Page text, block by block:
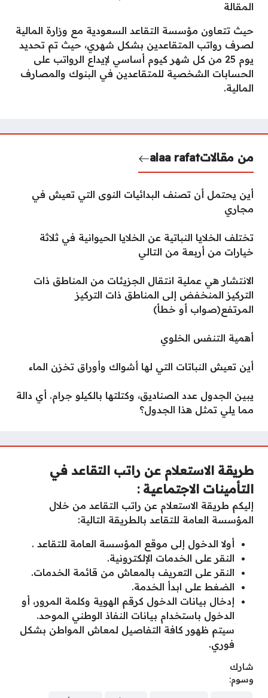
المقالة
حيث تتعاون مؤسسة التقاعد السعودية مع وزارة المالية
لصرف رواتب المتقاعدين بشكل شهري، حيث تم تحديد
يوم 25 من كل شهر كيوم أساسي لإيداع الرواتب على
الحسابات الشخصية للمتقاعدين في البنوك والمصارف
المالية.
من مقالاتalaa rafat
أين يحتمل أن تصنف البدائيات النوى التي تعيش في
مجاري
تختلف الخلايا النباتية عن الخلايا الحيوانية في ثلاثة
خيارات من أربعة من التالي
الانتشار هي عملية انتقال الجزيئات من المناطق ذات
التركيز المنخفض إلى المناطق ذات التركيز
المرتفع(صواب أو خطأ)
أهمية التنفس الخلوي
أين تعيش النباتات التي لها أشواك وأوراق تخزن الماء
يبين الجدول عدد الصناديق، وكتلتها بالكيلو جرام. أي دالة
مما يلي تمثل هذا الجدول؟
طريقة الاستعلام عن راتب التقاعد في
التأمينات الاجتماعية :
إليكم طريقة الاستعلام عن راتب التقاعد من خلال
المؤسسة العامة للتقاعد بالطريقة التالية:
أولا الدخول إلى موقع المؤسسة العامة للتقاعد .
النقر على الخدمات الإلكترونية.
النقر على التعريف بالمعاش من قائمة الخدمات.
الضغط على ابدأ الخدمة.
إدخال بيانات الدخول كرقم الهوية وكلمة المرور، أو
الدخول باستخدام بيانات النفاذ الوطني الموحد.
سيتم ظهور كافة التفاصيل لمعاش المواطن بشكل
فوري.
شارك
وسوم: